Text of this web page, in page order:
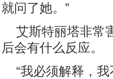
就问了她。”
艾斯特丽塔非常
后会有什么反应。
“我必须解释，